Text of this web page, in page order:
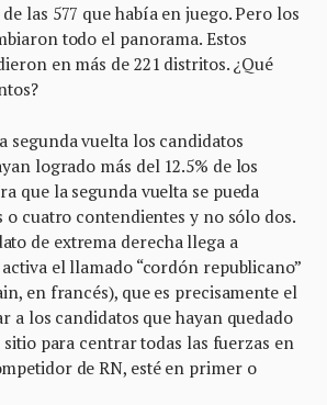
las 577 que había en juego. Pero los
todo el panorama. Estos
en más de 221 distritos. ¿Qué
segunda vuelta los candidatos
logrado más del 12.5% de los
que la segunda vuelta se pueda
o cuatro contendientes y no sólo dos.
de extrema derecha llega a
el llamado “cordón republicano”
en francés), que es precisamente el
a los candidatos que hayan quedado
para centrar todas las fuerzas en
de RN, esté en primer o